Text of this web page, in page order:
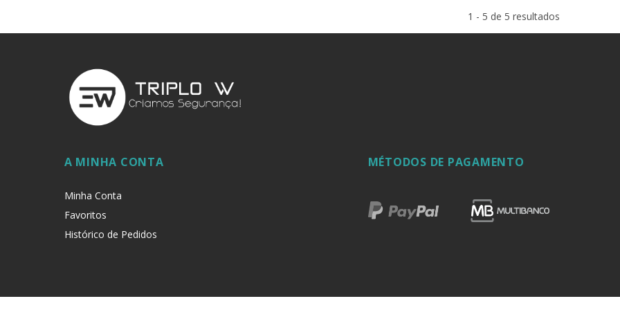
1 - 5 de 5 resultados
A MINHA CONTA
Minha Conta
Favoritos
Histórico de Pedidos
MÉTODOS DE PAGAMENTO